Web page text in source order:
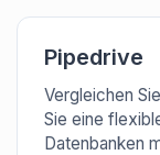
Pipedrive
Vergleichen
Sie eine
Datenbanken